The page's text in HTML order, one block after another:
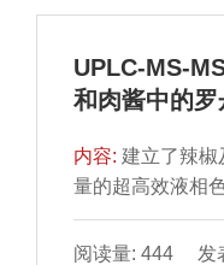
UPLC-MS-
和肉酱中的
内容:建立了辣椒
量的超高效液相
样品经乙腈提 取
净化，超高效...
阅读量: 444 发